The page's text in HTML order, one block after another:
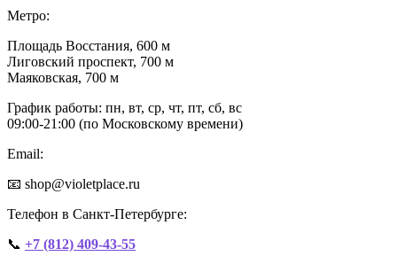
Метро:
Площадь Восстания, 600 м
Лиговский проспект, 700 м
Маяковская, 700 м
График работы: пн, вт, ср, чт, пт, сб, вс
09:00‑21:00 (по Московскому времени)
Email:
📧 shop@violetplace.ru
Телефон в Санкт-Петербурге:
📞 +7 (812) 409-43-55